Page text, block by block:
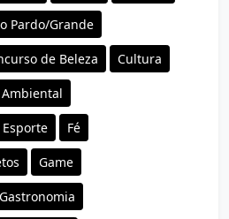
Pardo/Grande
de Beleza Cultura
Ambiental
Esporte Fé
Game
Gastronomia